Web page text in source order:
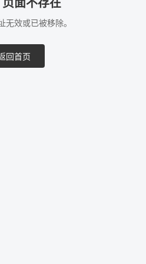
面不存在
无效或已被移除。
回首页